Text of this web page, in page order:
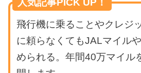
人気記事PICK UP！
飛行機に乗ることやクレジ
に頼らなくてもJALマイル
められる。年間40万マイル